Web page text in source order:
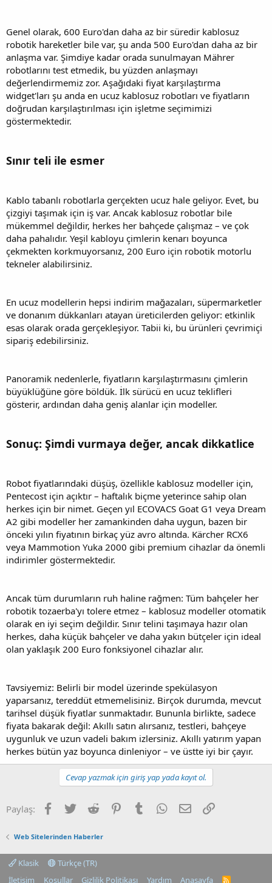
Genel olarak, 600 Euro'dan daha az bir süredir kablosuz
robotik hareketler bile var, şu anda 500 Euro'dan daha az bir
anlaşma var. Şimdiye kadar orada sunulmayan Mährer
robotlarını test etmedik, bu yüzden anlaşmayı
değerlendirmemiz zor. Aşağıdaki fiyat karşılaştırma
widget'ları şu anda en ucuz kablosuz robotları ve fiyatların
doğrudan karşılaştırılması için işletme seçimimizi
göstermektedir.
Sınır teli ile esmer
Kablo tabanlı robotlarla gerçekten ucuz hale geliyor. Evet, bu
çizgiyi taşımak için iş var. Ancak kablosuz robotlar bile
mükemmel değildir, herkes her bahçede çalışmaz – ve çok
daha pahalıdır. Yeşil kabloyu çimlerin kenarı boyunca
çekmekten korkmuyorsanız, 200 Euro için robotik motorlu
tekneler alabilirsiniz.
En ucuz modellerin hepsi indirim mağazaları, süpermarketler
ve donanım dükkanları atayan üreticilerden geliyor: etkinlik
esas olarak orada gerçekleşiyor. Tabii ki, bu ürünleri çevrimiçi
sipariş edebilirsiniz.
Panoramik nedenlerle, fiyatların karşılaştırmasını çimlerin
büyüklüğüne göre böldük. İlk sürücü en ucuz teklifleri
gösterir, ardından daha geniş alanlar için modeller.
Sonuç: Şimdi vurmaya değer, ancak dikkatlice
Robot fiyatlarındaki düşüş, özellikle kablosuz modeller için,
Pentecost için açıktır – haftalık biçme yeterince sahip olan
herkes için bir nimet. Geçen yıl ECOVACS Goat G1 veya Dream
A2 gibi modeller her zamankinden daha uygun, bazen bir
önceki yılın fiyatının birkaç yüz avro altında. Kärcher RCX6
veya Mammotion Yuka 2000 gibi premium cihazlar da önemli
indirimler göstermektedir.
Ancak tüm durumların ruh haline rağmen: Tüm bahçeler her
robotik tozaerba'yı tolere etmez – kablosuz modeller otomatik
olarak en iyi seçim değildir. Sınır telini taşımaya hazır olan
herkes, daha küçük bahçeler ve daha yakın bütçeler için ideal
olan yaklaşık 200 Euro fonksiyonel cihazlar alır.
Tavsiyemiz: Belirli bir model üzerinde spekülasyon
yaparsanız, tereddüt etmemelisiniz. Birçok durumda, mevcut
tarihsel düşük fiyatlar sunmaktadır. Bununla birlikte, sadece
fiyata bakarak değil: Akıllı satın alırsanız, testleri, bahçeye
uygunluk ve uzun vadeli bakım izlersiniz. Akıllı yatırım yapan
herkes bütün yaz boyunca dinleniyor – ve üstte iyi bir çayır.
Cevap yazmak için giriş yap yada kayıt ol.
Paylaş: Facebook
TwitterReddit PinterestTumblrWhatsApp
E-postaLink
Web Sitelerinden Haberler
Klasik
Türkçe (TR)
İletişim
Koşullar Gizlilik Politikası Yardım Anasayfa R